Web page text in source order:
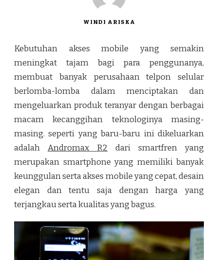
WINDI ARISKA
Kebutuhan akses mobile yang semakin
meningkat tajam bagi para penggunanya,
membuat banyak perusahaan telpon selular
berlomba-lomba dalam menciptakan dan
mengeluarkan produk teranyar dengan berbagai
macam kecanggihan teknologinya masing-
masing. seperti yang baru-baru ini dikeluarkan
adalah Andromax R2 dari smartfren yang
merupakan smartphone yang memiliki banyak
keunggulan serta akses mobile yang cepat, desain
elegan dan tentu saja dengan harga yang
terjangkau serta kualitas yang bagus.